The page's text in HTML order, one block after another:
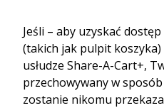
Jeśli – aby uzyskać
(takich jak pulpit
usłudze Share-A-Cart+,
przechowywany w
zostanie nikomu